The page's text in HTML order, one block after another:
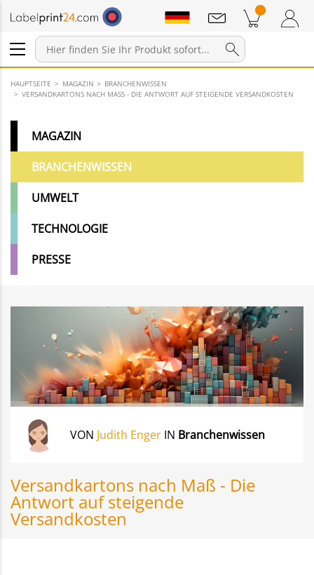
Anmelden / Registrieren
Warenkorb Zum Warenkorb
Mitteilungen
HAUPTSEITE MAGAZIN
BRANCHENWISSEN
VERSANDKARTONS NACH MASS - DIE ANTWORT AUF STEIGENDE VERSANDKOSTEN
MAGAZIN
BRANCHENWISSEN
UMWELT
TECHNOLOGIE
PRESSE
VON Judith Enger IN Branchenwissen
Versandkartons nach Maß - Die
Antwort auf steigende
Versandkosten